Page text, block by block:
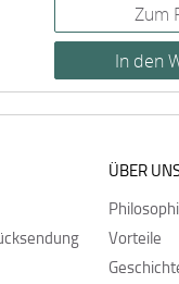
Zum
ÜBER
Vorteile